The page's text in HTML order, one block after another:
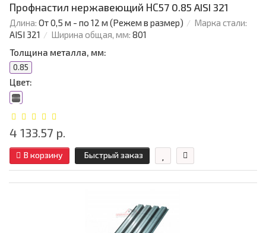
Профнастил нержавеющий НС57 0.85 AISI 321
Длина: От 0,5 м - по 12 м (Режем в размер)
Марка стали:
AISI 321
Ширина общая, мм: 801
Толщина металла, мм:
0.85
Цвет:
4 133.57 р.
В корзину Быстрый заказ